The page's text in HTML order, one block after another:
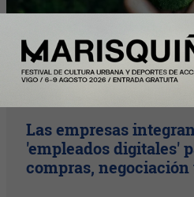
Plus
Las empresas
'empleados digitales'
compras,